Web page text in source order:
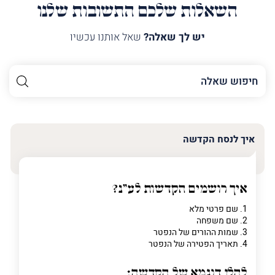
השאלות שלכם התשובות שלנו
יש לך שאלה? שאל אותנו עכשיו
השם
שלך
פרט
על
מה
איך לנסח הקדשה
איך רושמים הקדשות לע"נ?
1. שם פרטי מלא
2. שם משפחה
3. שמות ההורים של הנפטר
4. תאריך הפטירה של הנפטר